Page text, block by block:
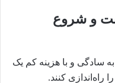
و شروع
سادگی و با هزینه کم یک
کنند.